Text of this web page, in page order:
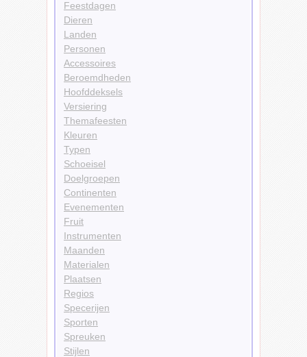
Feestdagen
Dieren
Landen
Personen
Accessoires
Beroemdheden
Hoofddeksels
Versiering
Themafeesten
Kleuren
Typen
Schoeisel
Doelgroepen
Continenten
Evenementen
Fruit
Instrumenten
Maanden
Materialen
Plaatsen
Regios
Specerijen
Sporten
Spreuken
Stijlen